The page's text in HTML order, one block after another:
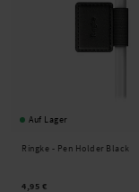
Auf Lager
Ringke - Pen Holder Black
4,95 €